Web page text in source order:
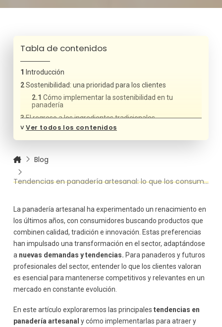
Tabla de contenidos
Introducción
Sostenibilidad: una prioridad para los clientes
Cómo implementar la sostenibilidad en tu
panadería
El regreso a los ingredientes tradicionales
Ejemplos de ingredientes populares
Innovación en sabores y texturas
Cómo incluir opciones saludables en tu menú
Estrategias para mejorar la experiencia del cliente
Digitalización y comercio electrónico
Cómo digitalizar tu panadería
Panes personalizados para ocasiones especiales
Énfasis en la comunidad local
Cómo fortalecer la relación con tu comunidad
˅Ver todos los contenidos
Blog
Tendencias en panadería artesanal: lo que los consumidores buscan
La panadería artesanal ha experimentado un renacimiento en
los últimos años, con consumidores buscando productos que
combinen calidad, tradición e innovación. Estas preferencias
han impulsado una transformación en el sector, adaptándose
a nuevas demandas y tendencias. Para panaderos y futuros
profesionales del sector, entender lo que los clientes valoran
es esencial para mantenerse competitivos y relevantes en un
mercado en constante evolución.
En este artículo exploraremos las principales tendencias en
panadería artesanal y cómo implementarlas para atraer y